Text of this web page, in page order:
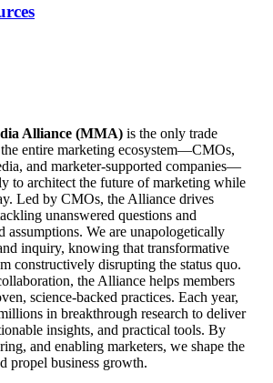
Alliance (MMA) is the only trade
entire marketing ecosystem—CMOs,
and marketer-supported companies—
to architect the future of marketing while
Led by CMOs, the Alliance drives
unanswered questions and
assumptions. We are unapologetically
inquiry, knowing that transformative
constructively disrupting the status quo.
the Alliance helps members
science-backed practices. Each year,
in breakthrough research to deliver
insights, and practical tools. By
and enabling marketers, we shape the
propel business growth.